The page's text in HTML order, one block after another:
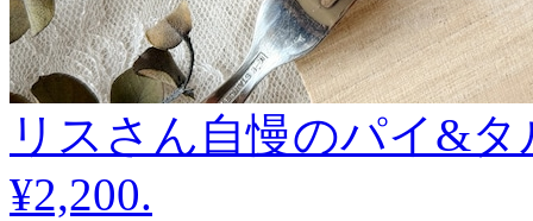
リスさん自慢のパイ&
¥2,200.